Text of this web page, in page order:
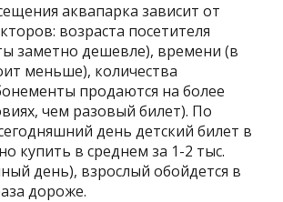
аквапарка зависит от
возраста посетителя
заметно дешевле), времени (в
меньше), количества
продаются на более
чем разовый билет). По
день детский билет в
купить в среднем за 1-2 тыс.
день), взрослый обойдется в
дороже.